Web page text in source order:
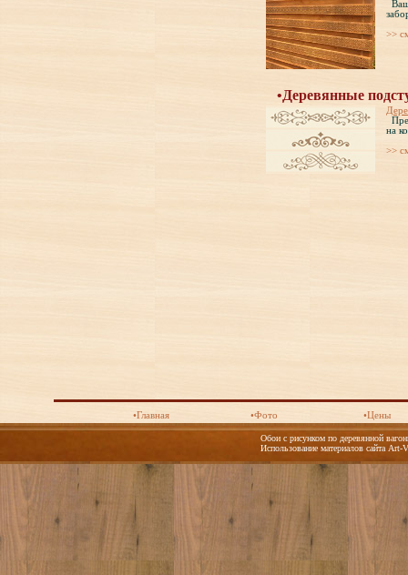
>>
•Деревянные
на
>>
•Главная •Фото •Цены
Обои с рисунком по деревянной
Использование материалов сайта Art-